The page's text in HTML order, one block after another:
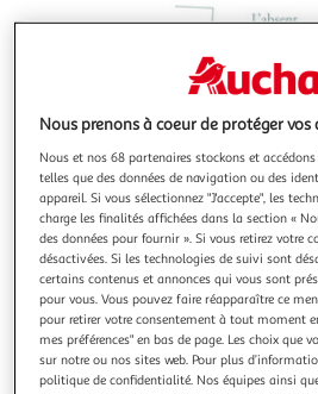
L'ABSENT, Sizun Marie
Que savons-nous de cette femme
téléphone la mort de son amant,
Nous prenons à coeur de protéger vos
Nous et nos 68 partenaires stockons et accédons
telles que des données de navigation ou des
appareil. Si vous sélectionnez "J'accepte", les
charge les finalités affichées dans la section «
des données pour fournir ». Si vous retirez votre
désactivées. Si les technologies de suivi sont
certains contenus et annonces qui vous sont
pour vous. Vous pouvez faire réapparaître ce
pour retirer votre consentement à tout moment
mes préférences" en bas de page. Les choix que
sur notre ou nos sites web. Pour plus
politique de confidentialité. Nos équipes ainsi